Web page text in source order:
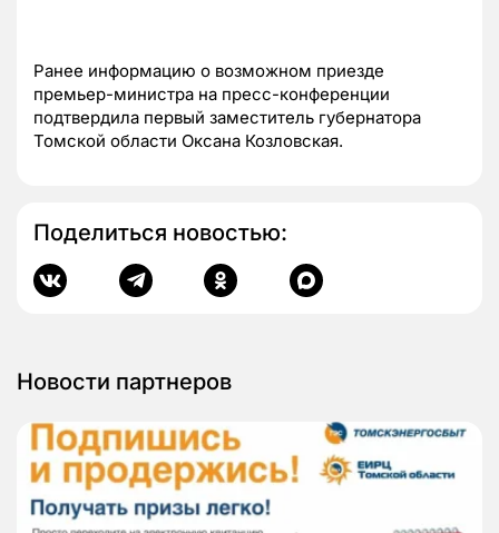
Ранее информацию о возможном приезде
премьер-министра на пресс-конференции
подтвердила первый заместитель губернатора
Томской области Оксана Козловская.
Поделиться новостью:
Новости партнеров